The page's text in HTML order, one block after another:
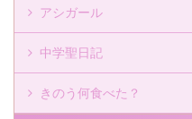
アシガール
中学聖日記
きのう何食べた？